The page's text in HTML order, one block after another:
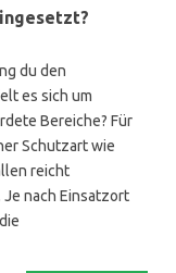
du den
es sich um
Bereiche? Für
Schutzart wie
reicht
nach Einsatzort